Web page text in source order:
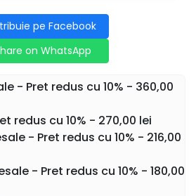
copilul nu va avea loc pe scaun.
NU mai este permis după
în calcul traficul aglomerat
nu pot fi returnate. Nu
pe Facebook
on WhatsApp
- Pret redus cu 10% - 360,00
redus cu 10% - 270,00 lei
- Pret redus cu 10% - 216,00
- Pret redus cu 10% - 180,00